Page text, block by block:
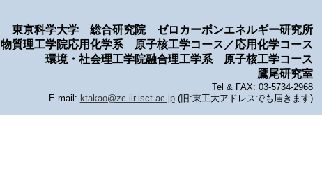
東京科学大学 総合研究院 ゼロカーボンエネルギー研究所
物質理工学院応用化学系 原子核工学コース／応用化学コース
環境・社会理工学院融合理工学系 原子核工学コース
鷹尾研究室
Tel & FAX: 03-5734-2968
E-mail: ktakao@zc.iir.isct.ac.jp(旧:東工大アドレスでも届きます)